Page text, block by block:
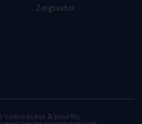
Zorg­sec­tor
Vanbreda Risk & Benefits